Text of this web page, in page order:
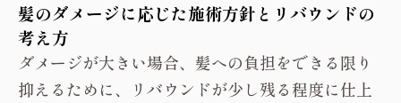
髪のダメージに応じた施術方針とリバウンドの
考え方
ダメージが大きい場合、髪への負担をできる限り
抑えるために、リバウンドが少し残る程度に仕上